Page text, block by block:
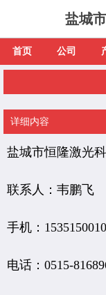
盐城
首页 公司
详细内容
盐城市恒隆激光
联系人：韦鹏飞
手机：
电话：0515-